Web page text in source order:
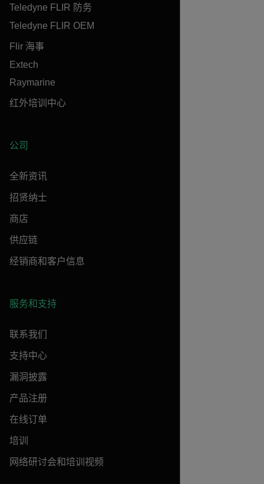
Teledyne FLIR 防务
Teledyne FLIR OEM
Flir 海事
Extech
Raymarine
红外培训中心
公司
全新资讯
招贤纳士
商店
供应链
经销商和客户信息
服务和支持
联系我们
支持中心
漏洞披露
产品注册
在线订单
培训
网络研讨会和培训视频